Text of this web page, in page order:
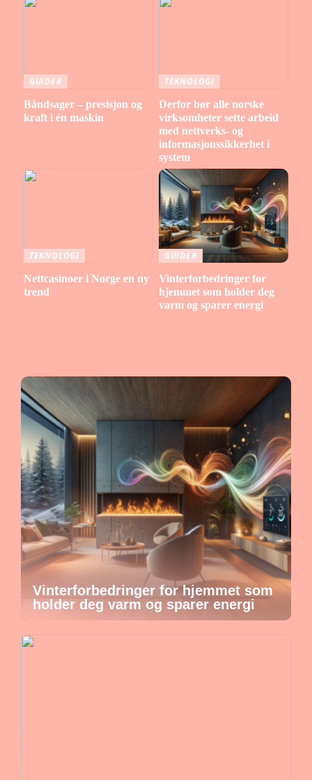
GUIDER
Båndsager – presisjon og
kraft i én maskin
TEKNOLOGI
Derfor bør alle norske
virksomheter sette arbeid
med nettverks- og
informasjonssikkerhet i
system
TEKNOLOGI
Nettcasinoer i Norge en ny
trend
GUIDER
Vinterforbedringer for
hjemmet som holder deg
varm og sparer energi
Vinterforbedringer for hjemmet som
holder deg varm og sparer energi